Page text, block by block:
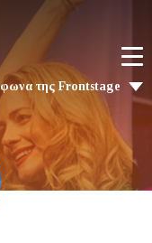
της Frontstage